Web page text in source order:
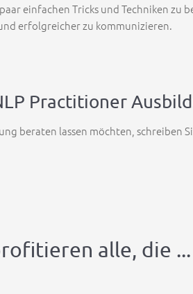
einfachen Tricks und Techniken zu
erfolgreicher zu kommunizieren.
Practitioner
beraten lassen möchten, schreiben
alle, die ...